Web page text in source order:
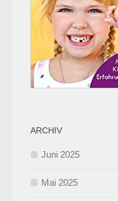
ARCHIV
Juni 2025
Mai 2025